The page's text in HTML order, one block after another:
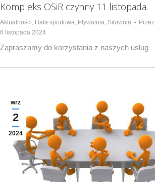
Kompleks OSiR czynny 11 listopada.
Aktualności, Hala sportowa, Pływalnia, Siłownia Przez
6 listopada 2024
Zapraszamy do korzystania z naszych usług
wrz
2
2024